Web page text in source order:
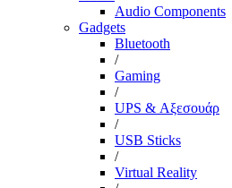
Audio Components
Gadgets
Bluetooth
/
Gaming
/
UPS & Αξεσουάρ
/
USB Sticks
/
Virtual Reality